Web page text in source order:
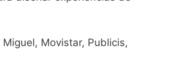
Movistar, Publicis,